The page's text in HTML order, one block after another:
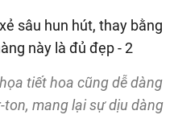
tiết hoa cũng dễ dàng
mang lại sự dịu dàng